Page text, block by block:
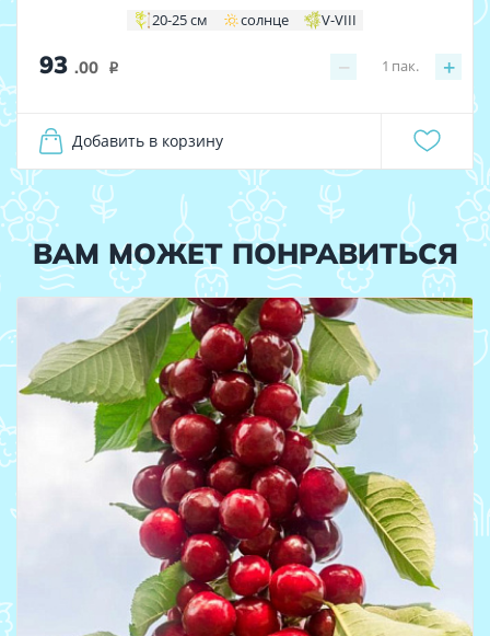
20-25 см солнце V-VIII
93 .00 i − +
1 пак.
Добавить в корзину
ВАМ МОЖЕТ ПОНРАВИТЬСЯ